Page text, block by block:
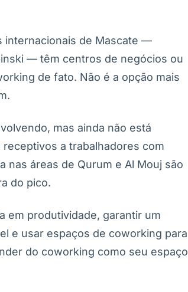
internacionais de Mascate —
— têm centros de negócios ou
de fato. Não é a opção mais
mas ainda não está
a trabalhadores com
nas áreas de Qurum e Al Mouj são
do pico.
em produtividade, garantir um
e usar espaços de coworking para
do coworking como seu espaço